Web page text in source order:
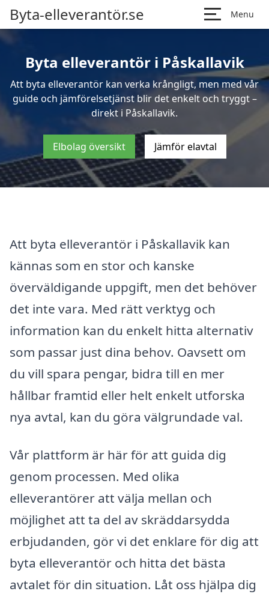
Byta-elleverantör.se Menu
Byta elleverantör i Påskallavik
Att byta elleverantör kan verka krångligt, men med vår
guide och jämförelsetjänst blir det enkelt och tryggt –
direkt i Påskallavik.
Elbolag översikt Jämför elavtal
Att byta elleverantör i Påskallavik kan
kännas som en stor och kanske
överväldigande uppgift, men det behöver
det inte vara. Med rätt verktyg och
information kan du enkelt hitta alternativ
som passar just dina behov. Oavsett om
du vill spara pengar, bidra till en mer
hållbar framtid eller helt enkelt utforska
nya avtal, kan du göra välgrundade val.
Vår plattform är här för att guida dig
genom processen. Med olika
elleverantörer att välja mellan och
möjlighet att ta del av skräddarsydda
erbjudanden, gör vi det enklare för dig att
byta elleverantör och hitta det bästa
avtalet för din situation. Låt oss hjälpa dig